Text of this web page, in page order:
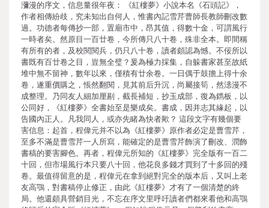
瀰漫的序文，信息量很年夜： 《紅樓夢》小說本名《石頭記》，
作者相傳紛歧，究未知出自何人，惟書內記雪芹曹師長教師刪改數
過。功德者每傳抄一部，置廟市中，昂其值，得數十金，可謂風行
一時者矣。然原目一百廿卷，今所傳只八十卷，殊非全本。即間稱
有所有的者，及校閱閱兵，仍只八十卷，讀者頗認為憾。不佞所以
書既有百廿卷之目，豈無全璧？爰為極力採集，自躲書家甚至故紙
堆中無不留神，數年以來，僅積有廿余卷。一日偶于鼓擔上得十余
卷，遂重價購之，悵然翻閱，見其前后升沉，尚屬接筍，然漶漫不
成整理。乃同友人細加厘剔，截長補短，抄玉成部，復為鐫板，以
公同好，《紅樓夢》全書始至是樂成矣。書成，因并志其緣起，以
告國內正人。凡我同人，或亦先睹為快者歟？ 這段文字有幾個要
害信息：起首，程偉元并不以為《紅樓夢》原作者必定是曹雪芹，
至多不滿是曹雪芹一人所寫，能確定的是曹雪芹飾演了刪改、潤飾
書稿的要害腳色。再者，程偉元所知的《紅樓夢》完全版有一百二
十回，但市場風行本只要八十回，他花良多錢才買到了十多回的殘
卷。最值得留意的是，程偉元在拿到絕對完全的版本后，又叫上老
友高鶚，對書稿停止修正，由此《紅樓夢》才有了一個清楚的終
局。他還頗具營銷目光，不忘在序文里呼吁讀者們都來看他和高鶚